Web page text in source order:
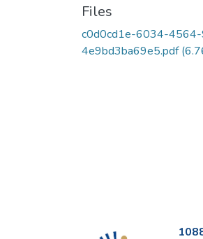
Files
c0d0cd1e-6034-
4e9bd3ba69e5.pdf